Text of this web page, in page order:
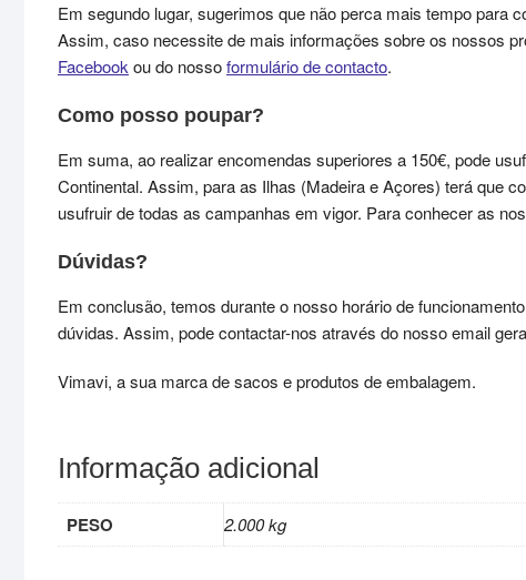
Em segundo lugar, sugerimos que não perca mais tempo para
Assim, caso necessite de mais informações sobre os nossos
Facebookou do nossoformulário de contacto.
Como posso poupar?
Em suma, ao realizar encomendas superiores a 150€, pode
Continental. Assim, para as Ilhas (Madeira e Açores) terá que
usufruir de todas as campanhas em vigor. Para conhecer as
Dúvidas?
Em conclusão, temos durante o nosso horário de
dúvidas. Assim, pode contactar-nos através do nosso email
Vimavi, a sua marca de sacos e produtos de embalagem.
Informação adicional
PESO 2.000 kg